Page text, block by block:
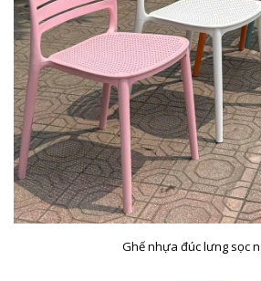
Ghế nhựa đúc lưng sọc